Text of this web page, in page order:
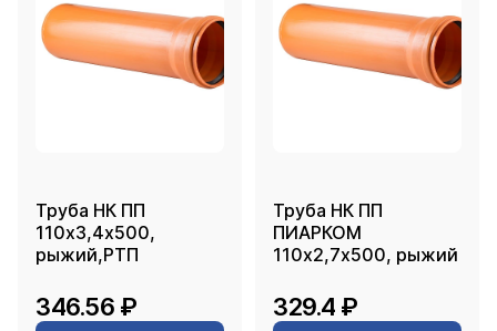
Труба НК ПП
110х3,4х500,
рыжий,РТП
346.56 ₽
Труба НК ПП
ПИАРКОМ
110х2,7х500, рыжий
329.4 ₽